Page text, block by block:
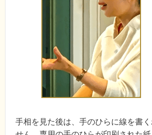
手相を見た後は、手のひらに線を書